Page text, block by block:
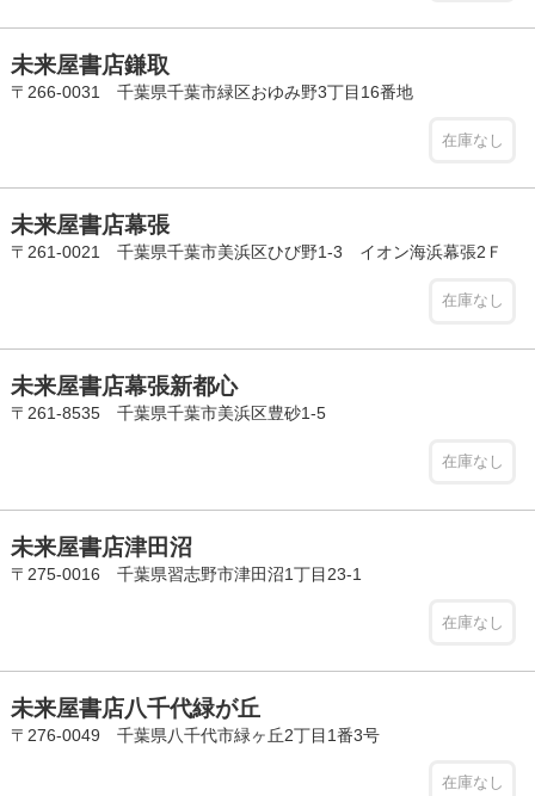
未来屋書店鎌取
〒266-0031 千葉県千葉市緑区おゆみ野3丁目16番地
在庫なし
未来屋書店幕張
〒261-0021 千葉県千葉市美浜区ひび野1-3 イオン海浜幕張2Ｆ
在庫なし
未来屋書店幕張新都心
〒261-8535 千葉県千葉市美浜区豊砂1-5
在庫なし
未来屋書店津田沼
〒275-0016 千葉県習志野市津田沼1丁目23-1
在庫なし
未来屋書店八千代緑が丘
〒276-0049 千葉県八千代市緑ヶ丘2丁目1番3号
在庫なし